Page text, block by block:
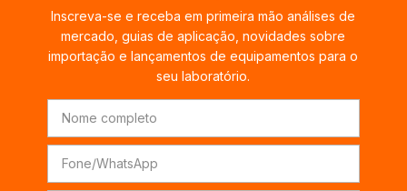
Inscreva-se e receba em primeira mão análises de
mercado, guias de aplicação, novidades sobre
importação e lançamentos de equipamentos para o
seu laboratório.